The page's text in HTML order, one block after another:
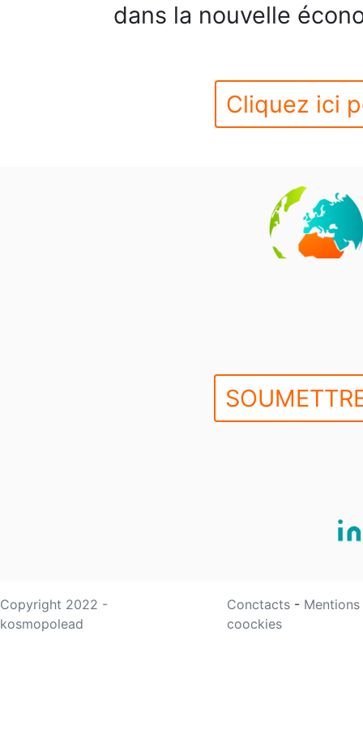
dans la nouvelle
Cliquez ici
Copyright 2022 -
kosmopolead
Conctacts -
coockies